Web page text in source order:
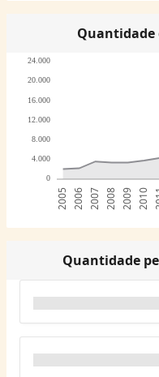
Quantidade
0
4.000
8.000
12.000
16.000
20.000
24.000
2005 2006 2007 2008 2009 2010
Quantidade